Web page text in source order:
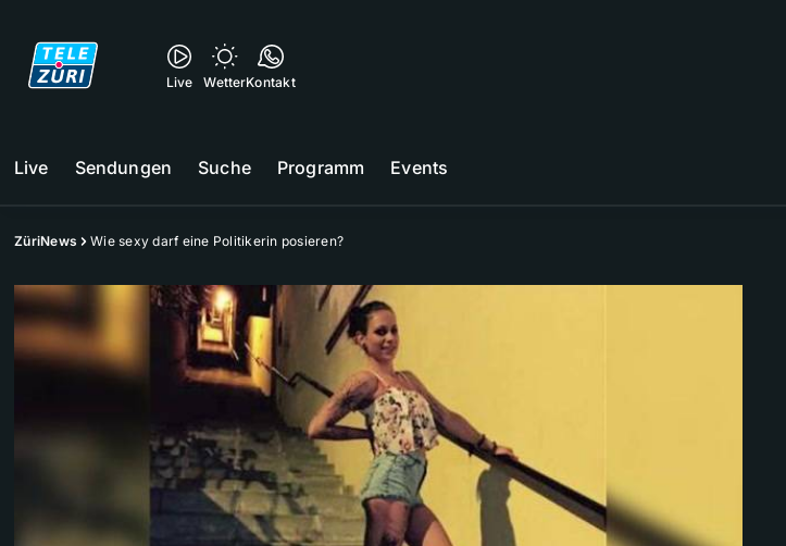
Live WetterKontakt
Live Sendungen Suche Programm Events
ZüriNews Wie sexy darf eine Politikerin posieren?